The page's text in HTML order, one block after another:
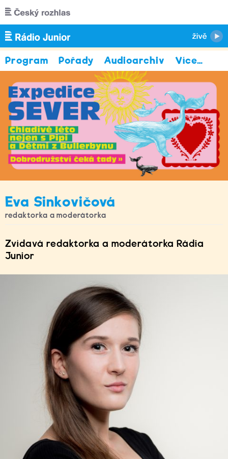
Přejít k hlavnímu obsahu
Program Pořady Audioarchiv Více…
Eva Sinkovičová
redaktorka a moderátorka
Zvídavá redaktorka a moderátorka Rádia
Junior